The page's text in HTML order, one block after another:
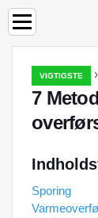
VIGTIGSTE ›
7
Sporing